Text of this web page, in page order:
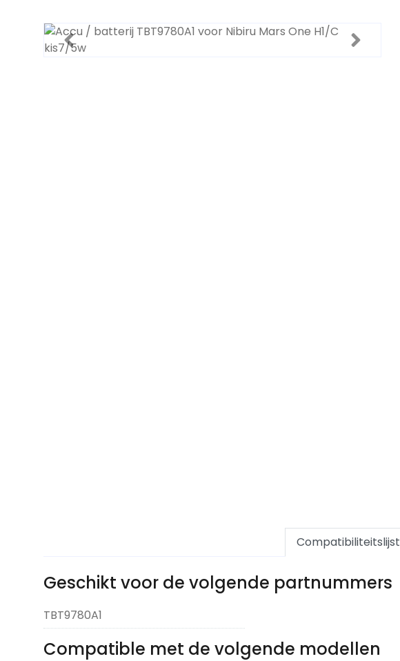
Compatibiliteitslijst
Geschikt voor de volgende partnummers
TBT9780A1
Compatible met de volgende modellen